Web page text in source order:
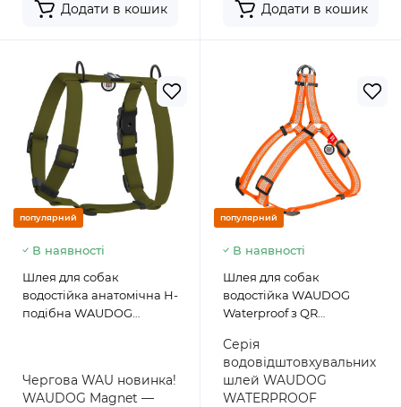
Додати в кошик Додати в кошик
популярний
В наявності
Шлея для собак
водостійка анатомічна Н-
подібна WAUDOG
Чергова WAU новинка!
WAUDOG Magnet —
популярний
В наявності
Шлея для собак
водостійка WAUDOG
Waterproof з QR
світловідбиваюча,
металева пряжка-
фастекс, помаранчевий
Серія
водовідштовхувальних
шлей WAUDOG
WATERPROOF